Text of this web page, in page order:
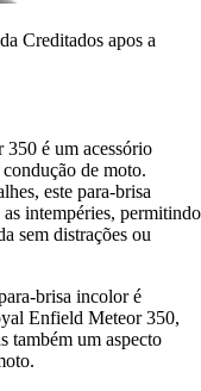
Creditados apos a
é um acessório
de moto.
este para-brisa
intempéries, permitindo
sem distrações ou
brisa incolor é
Enfield Meteor 350,
também um aspecto